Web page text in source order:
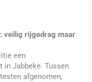
veilig rijgedrag maar
een
in Jabbeke. Tussen
afgenomen,